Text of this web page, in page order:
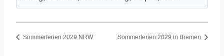
Sommerferien 2029 NRW Sommerferien 2029 in Bremen